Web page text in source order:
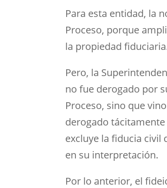
Para esta entidad, la
Proceso, porque
la propiedad
Pero, la
no fue derogado por
Proceso, sino que
derogado tácitamente
excluye la fiducia civil
en su interpretación.
Por lo anterior, el